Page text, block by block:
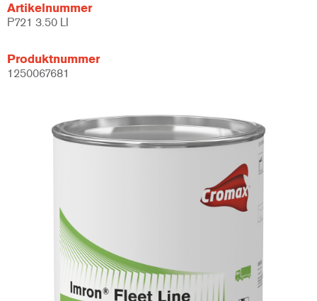
Artikelnummer
P721 3.50 LI
Produktnummer
1250067681